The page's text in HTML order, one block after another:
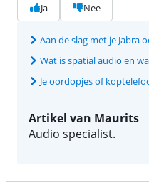
Ja Nee
Aan de slag met je Jabra
Wat is spatial audio en
Je oordopjes of
Artikel van Maurits
Audio specialist.